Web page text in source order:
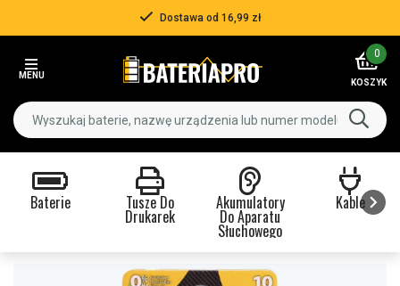
Dostawa od 16,99 zł
MENU
0
KOSZYK
Baterie Tusze Do
Drukarek
Akumulatory
Do Aparatu
Słuchowego
Kable